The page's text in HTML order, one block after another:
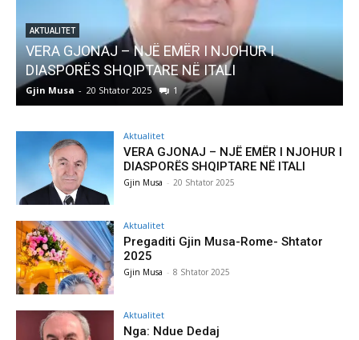
AKTUALITET
Pregaditi Gjin Musa-Rome- Shtator 2025
Gjin Musa - 8 Shtator 2025 0
Aktualitet
VERA GJONAJ – NJË EMËR I NJOHUR I
DIASPORËS SHQIPTARE NË ITALI
Gjin Musa - 20 Shtator 2025
Aktualitet
Pregaditi Gjin Musa-Rome- Shtator
2025
Gjin Musa - 8 Shtator 2025
Aktualitet
Nga: Ndue Dedaj